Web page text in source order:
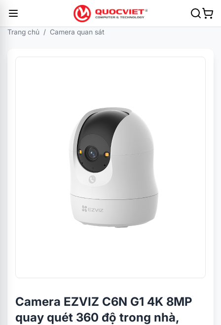
Trang chủ / Camera quan sát
Camera EZVIZ C6N G1 4K 8MP
quay quét 360 độ trong nhà,